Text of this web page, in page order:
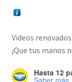
Videos renovados
¡Que tus manos
Hasta 12
Saber más